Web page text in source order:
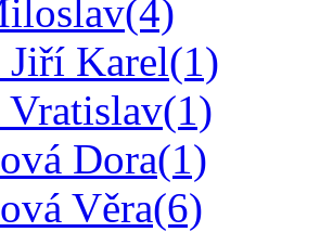
(4)
Jiří Karel(1)
(1)
Dora(1)
Věra(6)